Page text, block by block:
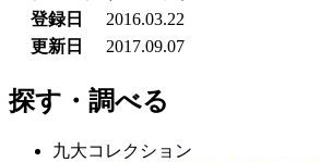
登録日
2016.03.22
更新日
2017.09.07
探す・調べる
九大コレクション